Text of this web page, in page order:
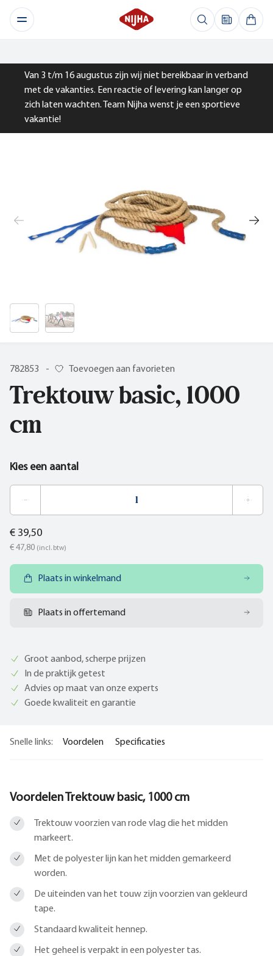
Van 3 t/m 16 augustus zijn wij niet bereikbaar in verband
met de vakanties. Een reactie of levering kan langer op
zich laten wachten. Team Nijha wenst je een sportieve
vakantie!
782853 - Toevoegen aan favorieten
Trektouw basic, 1000
cm
Kies een aantal
€ 39,50
€ 47,80 (incl. btw)
Plaats in winkelmand
Plaats in offertemand
Groot aanbod, scherpe prijzen
In de praktijk getest
Advies op maat van onze experts
Goede kwaliteit en garantie
Snelle links: Voordelen Specificaties
Voordelen Trektouw basic, 1000 cm
Trektouw voorzien van rode vlag die het midden
markeert.
Met de polyester lijn kan het midden gemarkeerd
worden.
De uiteinden van het touw zijn voorzien van gekleurd
tape.
Standaard kwaliteit hennep.
Het geheel is verpakt in een polyester tas.